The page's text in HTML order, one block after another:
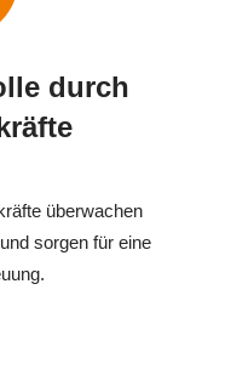
durch
überwachen
sorgen für eine